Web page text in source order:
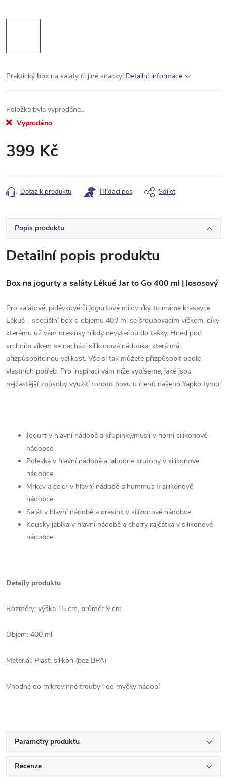
Praktický box na saláty či jiné snacky! Detailní informace
Položka byla vyprodána…
Vyprodáno
399 Kč
cena:
Dotaz k produktu Hlídací pes Sdílet
Popis produktu
Detailní popis produktu
Box na jogurty a saláty Lékué Jar to Go 400 ml | lososový
Pro salátové, polévkové či jogurtové milovníky tu máme krasavce
Lékué - speciální box o objemu 400 ml se šroubovacím víčkem, díky
kterému už vám dresinky nikdy nevytečou do tašky. Hned pod
vrchním víkem se nachází silikonová nádobka, která má
přizpůsobitelnou velikost. Vše si tak můžete přizpůsobit podle
vlastních potřeb. Pro inspiraci vám níže vypíšeme, jaké jsou
nejčastější způsoby využití tohoto boxu u členů našeho Yapko týmu:
Jogurt v hlavní nádobě a křupinky/musli v horní silikonové
nádobce
Polévka v hlavní nádobě a lahodné krutony v silikonové
nádobce
Mrkev a celer v hlavní nádobě a hummus v silikonové
nádobce
Salát v hlavní nádobě a dresink v silikonové nádobce
Kousky jablka v hlavní nádobě a cherry rajčátka v silikonové
nádobce
Detaily produktu
Rozměry: výška 15 cm, průměr 9 cm
Objem: 400 ml
Materiál: Plast, silikon (bez BPA)
Vhodné do mikrovlnné trouby i do myčky nádobí
Parametry produktu
Recenze